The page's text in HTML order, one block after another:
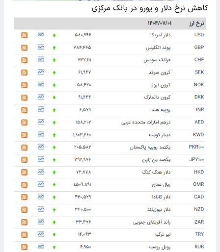
کاهش نرخ دلار و یورو در بانک مرکزی